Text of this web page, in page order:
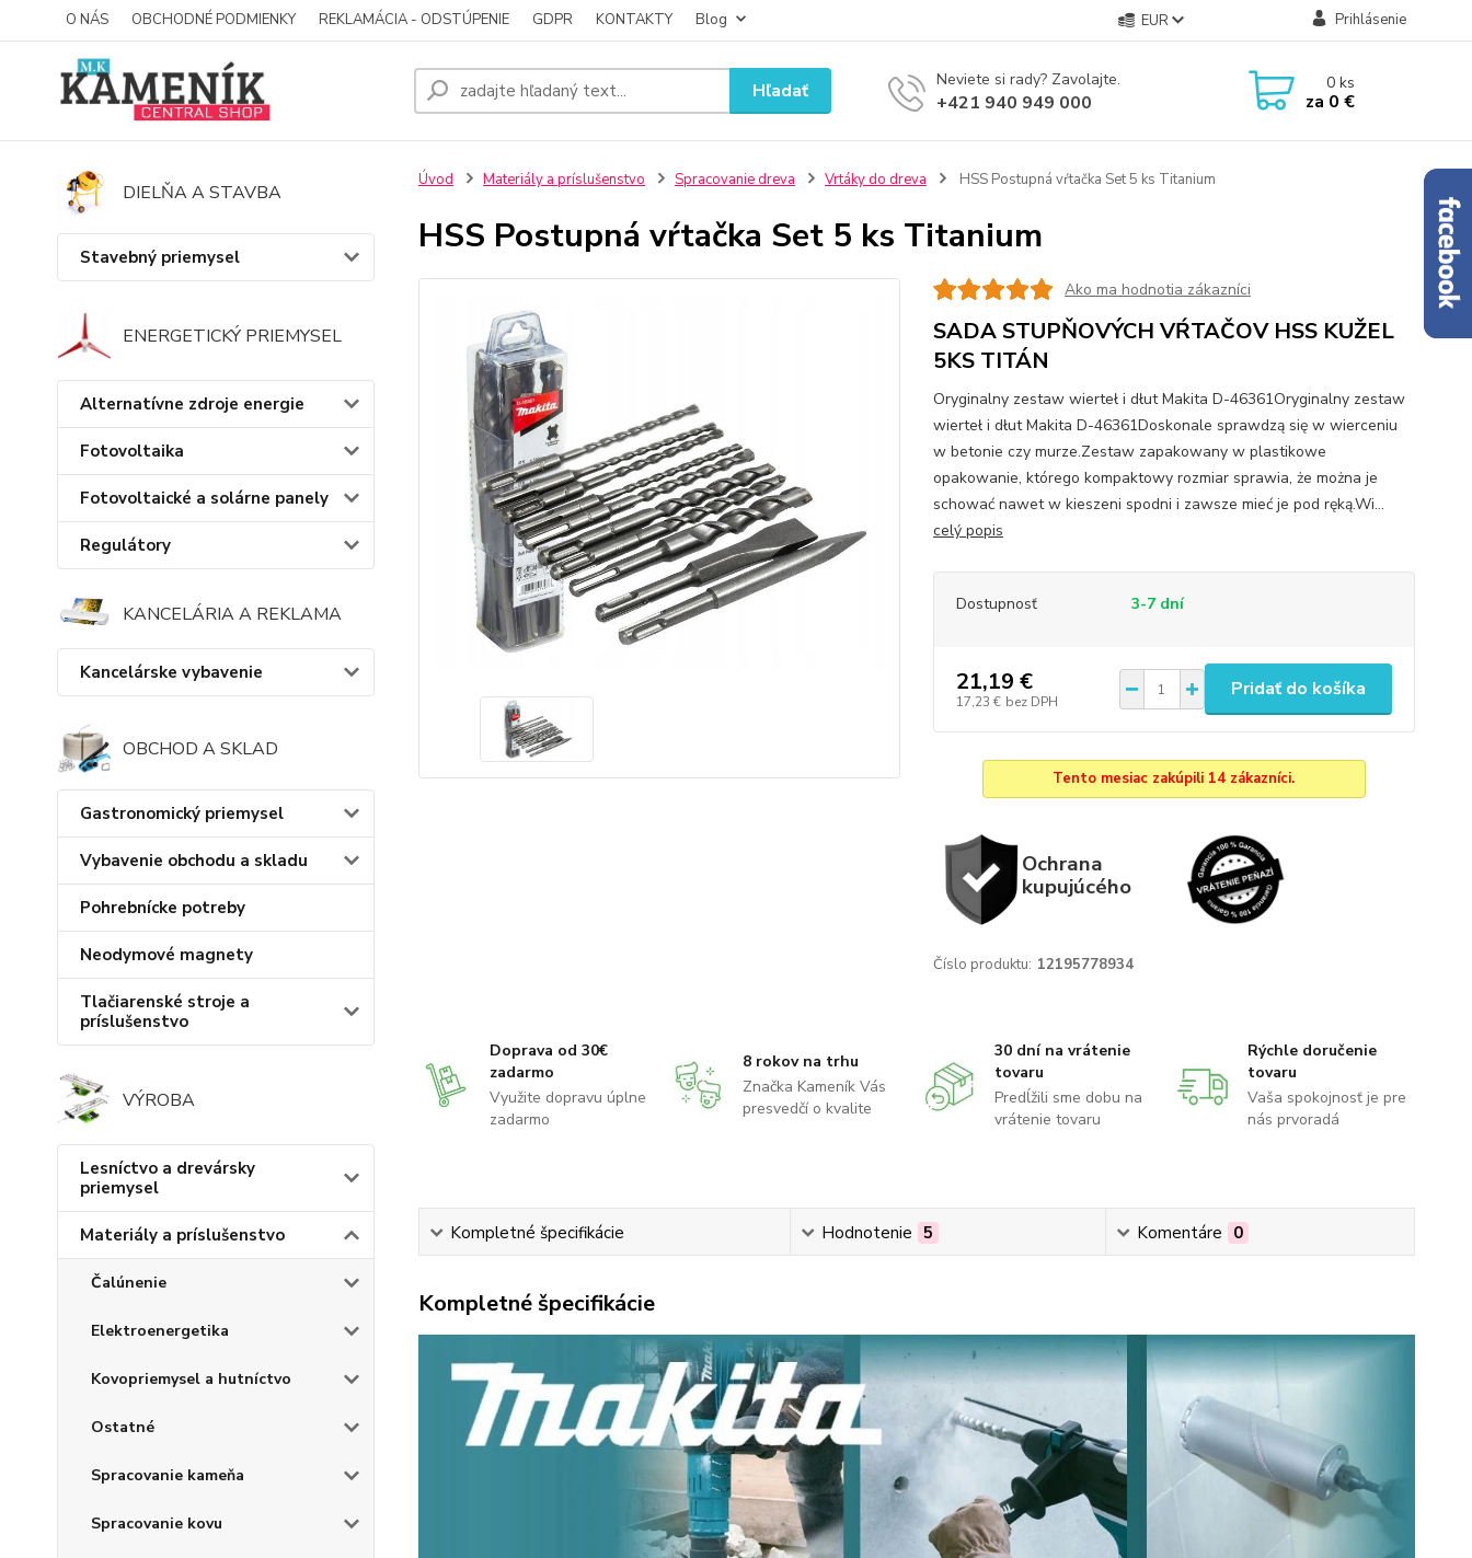
O NÁS OBCHODNÉ PODMIENKY REKLAMÁCIA - ODSTÚPENIE GDPR KONTAKTY Blog EUR Prihlásenie
Hľadať Neviete si rady? Zavolajte.
+421 940 949 000
0ks
za 0 €
DIELŇA A STAVBA
Stavebný priemysel
ENERGETICKÝ PRIEMYSEL
Alternatívne zdroje energie
Fotovoltaika
Fotovoltaické a solárne panely
Regulátory
KANCELÁRIA A REKLAMA
Kancelárske vybavenie
OBCHOD A SKLAD
Gastronomický priemysel
Vybavenie obchodu a skladu
Pohrebnícke potreby
Neodymové magnety
Tlačiarenské stroje a
príslušenstvo
VÝROBA
Lesníctvo a drevársky
priemysel
Materiály a príslušenstvo
Čalúnenie
Elektroenergetika
Kovopriemysel a hutníctvo
Ostatné
Spracovanie kameňa
Spracovanie kovu
Úvod Materiály a príslušenstvo Spracovanie dreva Vrtáky do dreva HSS Postupná vŕtačka Set 5 ks Titanium
HSS Postupná vŕtačka Set 5 ks Titanium
Ako ma hodnotia zákazníci
SADA STUPŇOVÝCH VŔTAČOV HSS KUŽEL
5KS TITÁN
Oryginalny zestaw wierteł i dłut Makita D-46361Oryginalny zestaw
wierteł i dłut Makita D-46361Doskonale sprawdzą się w wierceniu
w betonie czy murze.Zestaw zapakowany w plastikowe
opakowanie, którego kompaktowy rozmiar sprawia, że można je
schować nawet w kieszeni spodni i zawsze mieć je pod ręką.Wi...
celý popis
Dostupnosť 3-7 dní
21,19 €
17,23 € bez DPH
Pridať do košíka
Tento mesiac zakúpili 14 zákazníci.
Ochrana
kupujúcého
Číslo produktu: 12195778934
Doprava od 30€
zadarmo
Využite dopravu úplne
zadarmo
8 rokov na trhu
Značka Kameník Vás
presvedčí o kvalite
30 dní na vrátenie
tovaru
Predĺžili sme dobu na
vrátenie tovaru
Rýchle doručenie
tovaru
Vaša spokojnosť je pre
nás prvoradá
Kompletné špecifikácie Hodnotenie 5 Komentáre 0
Kompletné špecifikácie